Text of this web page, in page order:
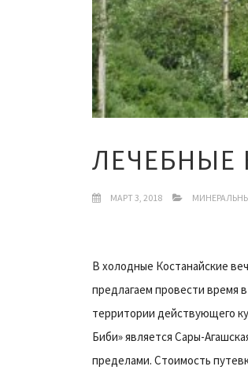
ЛЕЧЕБНЫЕ
МАРТ 3, 2018
В холодные Костанайские
предлагаем провести время
территории действующего
Биби» является Сары-
пределами. Стоимость